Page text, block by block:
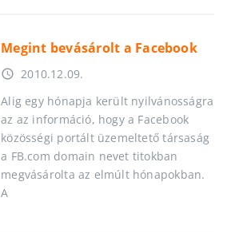
Megint bevásárolt a Facebook
access_time 2010.12.09.
Alig egy hónapja került nyilvánosságra
az az információ, hogy a Facebook
közösségi portált üzemeltető társaság
a FB.com domain nevet titokban
megvásárolta az elmúlt hónapokban.
A